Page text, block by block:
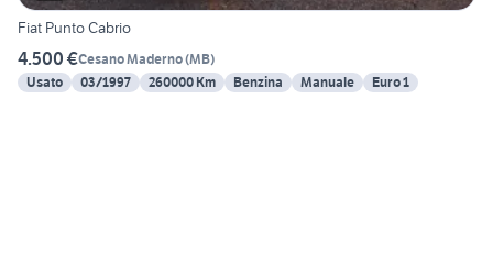
Fiat Punto Cabrio
4.500 €Cesano Maderno(MB)
Usato
03/1997 260000 Km Benzina Manuale Euro 1